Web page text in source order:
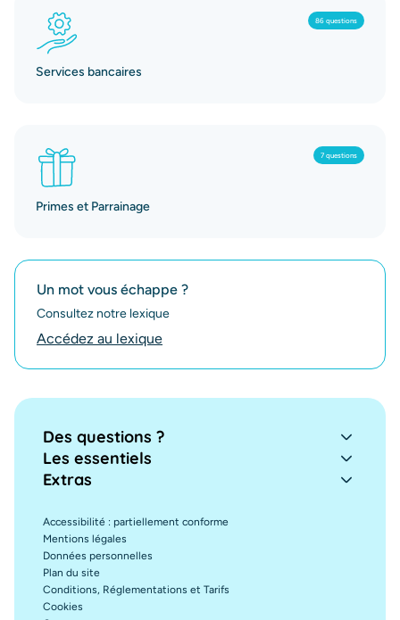
86 questions
Services bancaires
7 questions
Primes et Parrainage
Un mot vous échappe ?
Consultez notre lexique
Accédez au lexique
Des questions ?
Les essentiels
Extras
Accessibilité : partiellement conforme
Mentions légales
Données personnelles
Plan du site
Conditions, Réglementations et Tarifs
Cookies